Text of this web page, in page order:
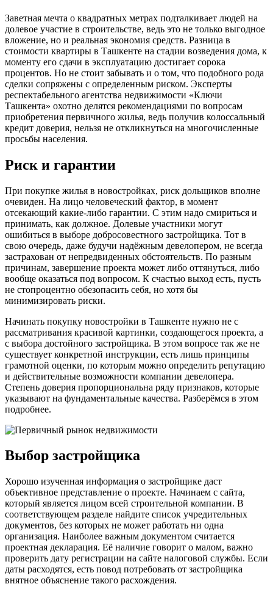
Заветная мечта о квадратных метрах подталкивает людей на
долевое участие в строительстве, ведь это не только выгодное
вложение, но и реальная экономия средств. Разница в
стоимости квартиры в Ташкенте на стадии возведения дома, к
моменту его сдачи в эксплуатацию достигает сорока
процентов. Но не стоит забывать и о том, что подобного рода
сделки сопряжены с определенным риском. Эксперты
респектабельного агентства недвижимости «Ключи
Ташкента» охотно делятся рекомендациями по вопросам
приобретения первичного жилья, ведь получив колоссальный
кредит доверия, нельзя не откликнуться на многочисленные
просьбы населения.
Риск и гарантии
При покупке жилья в новостройках, риск дольщиков вполне
очевиден. На лицо человеческий фактор, в момент
отсекающий какие-либо гарантии. С этим надо смириться и
принимать, как должное. Долевые участники могут
ошибиться в выборе добросовестного застройщика. Тот в
свою очередь, даже будучи надёжным девелопером, не всегда
застрахован от непредвиденных обстоятельств. По разным
причинам, завершение проекта может либо оттянуться, либо
вообще оказаться под вопросом. К счастью выход есть, пусть
не стопроцентно обезопасить себя, но хотя бы
минимизировать риски.
Начинать покупку новостройки в Ташкенте нужно не с
рассматривания красивой картинки, создающегося проекта, а
с выбора достойного застройщика. В этом вопросе так же не
существует конкретной инструкции, есть лишь принципы
грамотной оценки, по которым можно определить репутацию
и действительные возможности компании девелопера.
Степень доверия пропорциональна ряду признаков, которые
указывают на фундаментальные качества. Разберёмся в этом
подробнее.
Выбор застройщика
Хорошо изученная информация о застройщике даст
объективное представление о проекте. Начинаем с сайта,
который является лицом всей строительной компании. В
соответствующем разделе найдите список учредительных
документов, без которых не может работать ни одна
организация. Наиболее важным документом считается
проектная декларация. Её наличие говорит о малом, важно
проверить дату регистрации на сайте налоговой службы. Если
даты расходятся, есть повод потребовать от застройщика
внятное объяснение такого расхождения.